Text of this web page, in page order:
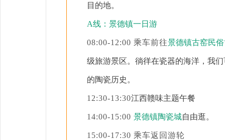
目的地。
A线：景德镇一日游
08:00-12:00 乘车前往景德镇古窑民
级旅游景区。徜徉在瓷器的海洋，我
的陶瓷历史。
12:30-13:30江西赣味主题午餐
14:00-15:00 景德镇陶瓷城自由逛。
15:00-17:30 乘车返回游轮